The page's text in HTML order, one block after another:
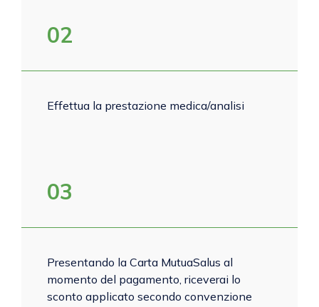
02
Effettua la prestazione medica/analisi
03
Presentando la Carta MutuaSalus al
momento del pagamento, riceverai lo
sconto applicato secondo convenzione